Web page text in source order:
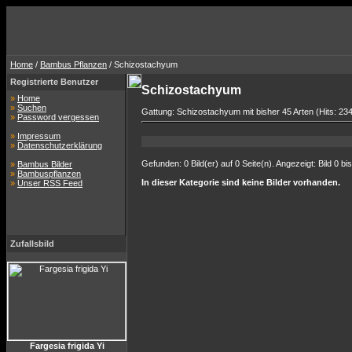
Home / Bambus Pflanzen / Schizostachyum
Registrierte Benutzer
» Home
» Suchen
» Password vergessen
» Impressum
» Datenschutzerklärung
» Bambus Bilder
» Bambuspflanzen
» Unser RSS Feed
Zufallsbild
Fargesia frigida Yi
Schizostachyum
Gattung: Schizostachyum mit bisher 45 Arten (Hits:
Gefunden: 0 Bild(er) auf 0 Seite(n). Angezeigt: Bild 0
In dieser Kategorie sind keine Bilder vorhanden.